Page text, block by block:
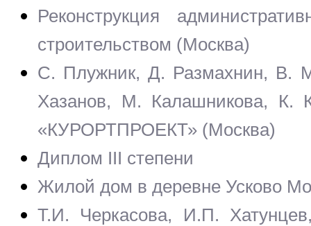
Реконструкция
строительством (Москва)
С. Плужник, Д. Размахнин, В.
Хазанов, М. Калашникова, К.
«КУРОРТПРОЕКТ» (Москва)
Диплом III степени
Жилой дом в деревне Усково
Т.И. Черкасова, И.П.